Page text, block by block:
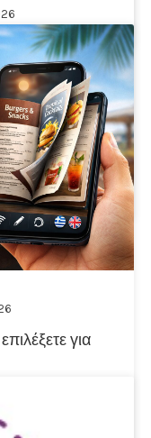
λύση που
αναζητούν
του
για
άμεση